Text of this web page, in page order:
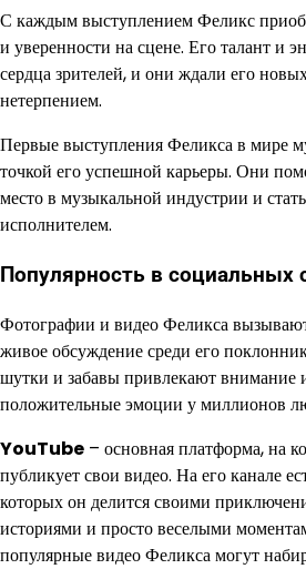
С каждым выступлением Феликс
и уверенности на сцене. Его талант и
сердца зрителей, и они ждали его
нетерпением.
Первые выступления Феликса в мире
точкой его успешной карьеры. Они
место в музыкальной индустрии и
исполнителем.
Популярность в социальных
Фотографии и видео Феликса
живое обсуждение среди его
шутки и забавы привлекают внимание
положительные эмоции у миллионов
YouTube – основная платформа, на
публикует свои видео. На его канале
которых он делится своими
историями и просто веселыми
популярные видео Феликса могут